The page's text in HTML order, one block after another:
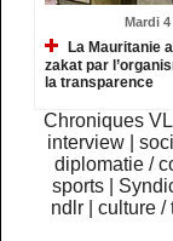
Mardi
La Mauritanie
zakat par
la transparence
Chroniques
interview
|
diplomatie /
sports
ndlr
|culture /